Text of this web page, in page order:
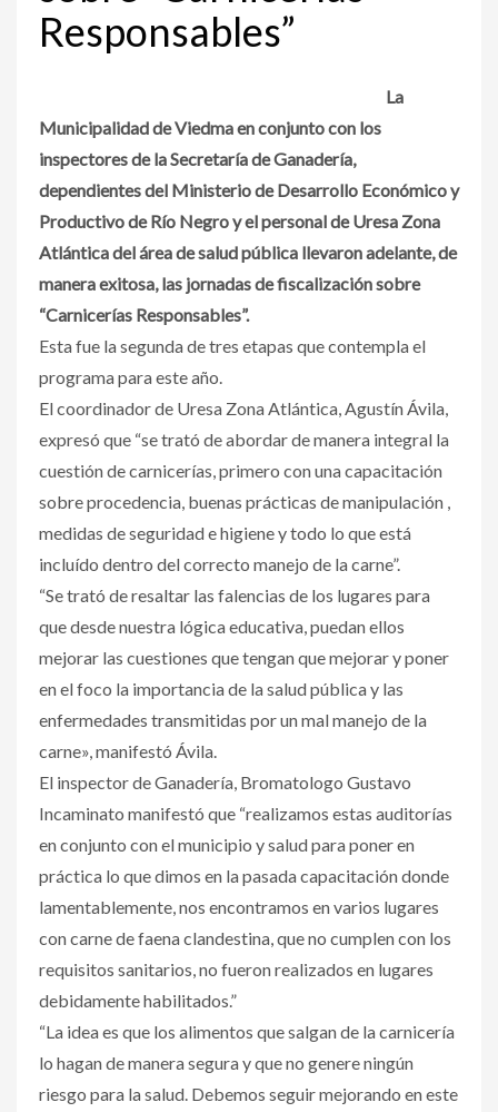
Responsables”
La
Municipalidad de Viedma en conjunto con los
inspectores de la Secretaría de Ganadería,
dependientes del Ministerio de Desarrollo Económico y
Productivo de Río Negro y el personal de Uresa Zona
Atlántica del área de salud pública llevaron adelante, de
manera exitosa, las jornadas de fiscalización sobre
“Carnicerías Responsables”.
Esta fue la segunda de tres etapas que contempla el
programa para este año.
El coordinador de Uresa Zona Atlántica, Agustín Ávila,
expresó que “se trató de abordar de manera integral la
cuestión de carnicerías, primero con una capacitación
sobre procedencia, buenas prácticas de manipulación ,
medidas de seguridad e higiene y todo lo que está
incluído dentro del correcto manejo de la carne”.
“Se trató de resaltar las falencias de los lugares para
que desde nuestra lógica educativa, puedan ellos
mejorar las cuestiones que tengan que mejorar y poner
en el foco la importancia de la salud pública y las
enfermedades transmitidas por un mal manejo de la
carne», manifestó Ávila.
El inspector de Ganadería, Bromatologo Gustavo
Incaminato manifestó que “realizamos estas auditorías
en conjunto con el municipio y salud para poner en
práctica lo que dimos en la pasada capacitación donde
lamentablemente, nos encontramos en varios lugares
con carne de faena clandestina, que no cumplen con los
requisitos sanitarios, no fueron realizados en lugares
debidamente habilitados.”
“La idea es que los alimentos que salgan de la carnicería
lo hagan de manera segura y que no genere ningún
riesgo para la salud. Debemos seguir mejorando en este